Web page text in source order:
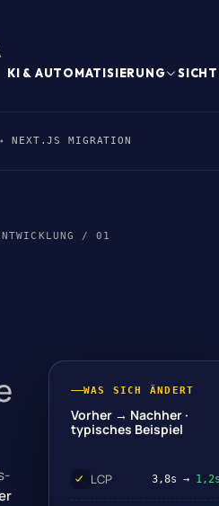
KI & AUTOMATISIERUNG
NEXT.JS MIGRATION
/ 01
WAS SICH ÄNDERT
Vorher → Nachher ·
typisches Beispiel
LCP 3,8s →